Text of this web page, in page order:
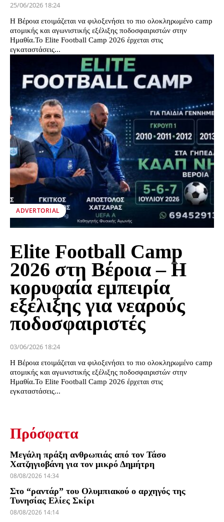
25/06/2026 18:24
Η Βέροια ετοιμάζεται να φιλοξενήσει το πιο ολοκληρωμένο camp
ατομικής και αγωνιστικής εξέλιξης ποδοσφαιριστών στην
Ημαθία.Το Elite Football Camp 2026 έρχεται στις
εγκαταστάσεις...
ADVERTORIAL
Elite Football Camp
2026 στη Βέροια – Η
κορυφαία εμπειρία
εξέλιξης για νεαρούς
ποδοσφαιριστές
03/06/2026 18:24
Η Βέροια ετοιμάζεται να φιλοξενήσει το πιο ολοκληρωμένο camp
ατομικής και αγωνιστικής εξέλιξης ποδοσφαιριστών στην
Ημαθία.Το Elite Football Camp 2026 έρχεται στις
εγκαταστάσεις...
Πρόσφατα
Μεγάλη πράξη ανθρωπιάς από τον Τάσο
Χατζηγιοβάνη για τον μικρό Δημήτρη
08/08/2026 14:34
Στο “ραντάρ” του Ολυμπιακού ο αρχηγός της
Τυνησίας Ελίες Σκίρι
08/08/2026 14:14